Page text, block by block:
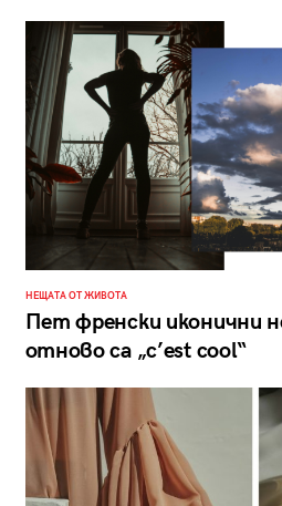
НЕЩАТА ОТ ЖИВОТА
Пет френски иконични
отново са „c’est cool“